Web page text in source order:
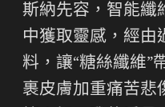
斯納先容，智能纖
中獲取靈感，經由
料，讓“糖絲纖維”
裹皮膚加重痛苦悲